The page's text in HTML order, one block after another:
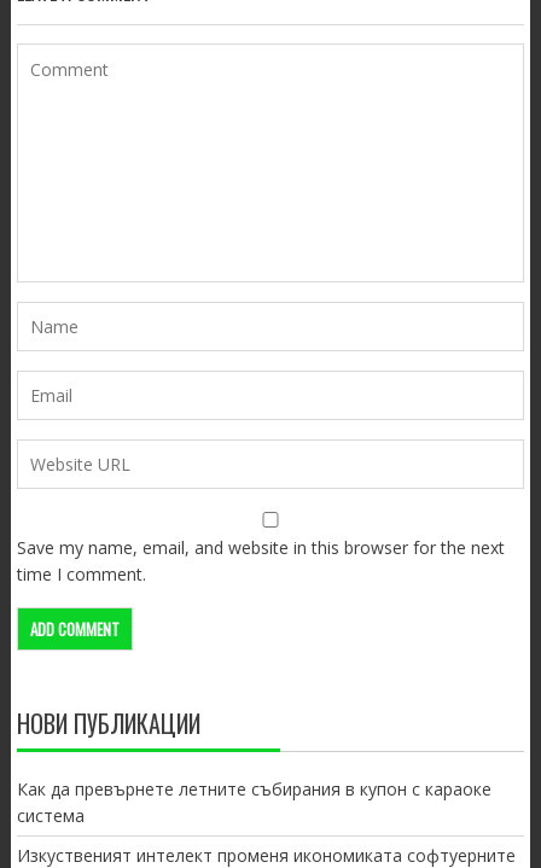
Save my name, email, and website in this browser for the next
time I comment.
НОВИ ПУБЛИКАЦИИ
Как да превърнете летните събирания в купон с караоке
система
Изкуственият интелект променя икономиката софтуерните